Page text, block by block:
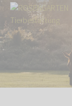
Start